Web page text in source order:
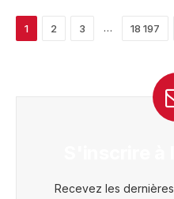
1 2 3 … 18 197
Recevez les